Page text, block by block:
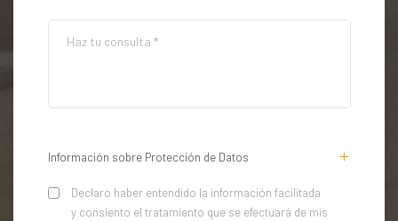
Información sobre Protección de Datos
Declaro haber entendido la información facilitada
y consiento el tratamiento que se efectuará de mis